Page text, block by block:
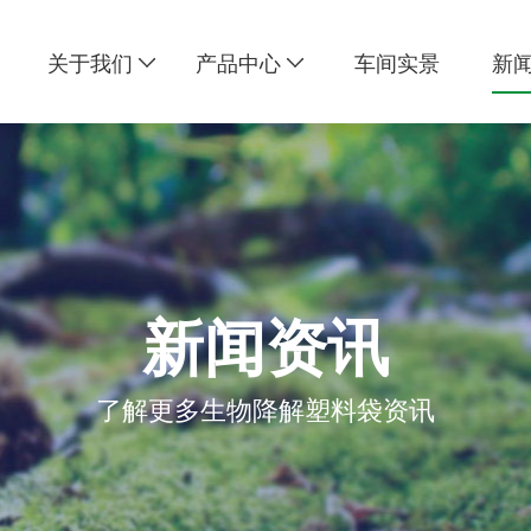
关于我们 产品中心 车间实景 新
新闻资讯
了解更多生物降解塑料袋资讯